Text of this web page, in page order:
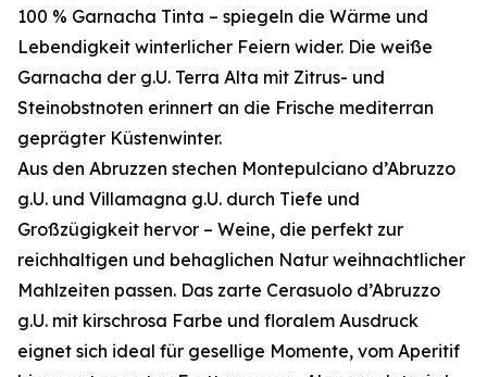
100 % Garnacha Tinta – spiegeln die Wärme und
Lebendigkeit winterlicher Feiern wider. Die weiße
Garnacha der g.U. Terra Alta mit Zitrus- und
Steinobstnoten erinnert an die Frische mediterran
geprägter Küstenwinter.
Aus den Abruzzen stechen Montepulciano d’Abruzzo
g.U. und Villamagna g.U. durch Tiefe und
Großzügigkeit hervor – Weine, die perfekt zur
reichhaltigen und behaglichen Natur weihnachtlicher
Mahlzeiten passen. Das zarte Cerasuolo d’Abruzzo
g.U. mit kirschrosa Farbe und floralem Ausdruck
eignet sich ideal für gesellige Momente, vom Aperitif